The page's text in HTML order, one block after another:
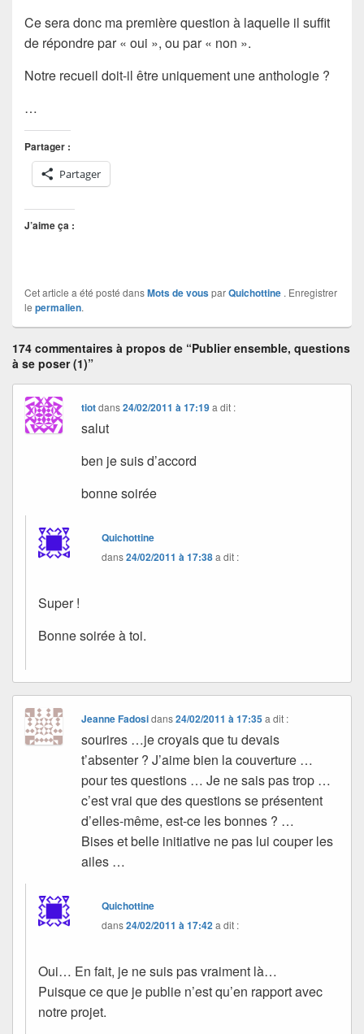
Ce sera donc ma première question à laquelle il suffit
de répondre par « oui », ou par « non ».
Notre recueil doit-il être uniquement une anthologie ?
…
Partager :
Partager
J’aime ça :
Cet article a été posté dansMots de vousparQuichottine . Enregistrer
le permalien.
174 commentaires à propos de “Publier ensemble, questions
à se poser (1)”
tiotdans24/02/2011 à 17:19 a dit :
salut
ben je suis d’accord
bonne soirée
Quichottine
dans24/02/2011 à 17:38a dit :
Super !
Bonne soirée à toi.
Jeanne Fadosidans24/02/2011 à 17:35 a dit :
sourires …je croyais que tu devais
t’absenter ? J’aime bien la couverture …
pour tes questions … Je ne sais pas trop …
c’est vrai que des questions se présentent
d’elles-même, est-ce les bonnes ? …
Bises et belle initiative ne pas lui couper les
ailes …
Quichottine
dans24/02/2011 à 17:42a dit :
Oui… En fait, je ne suis pas vraiment là…
Puisque ce que je publie n’est qu’en rapport avec
notre projet.